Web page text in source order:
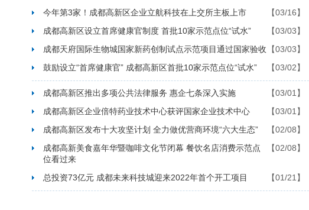
今年第3家！成都高新区企业立航科技在上交所主板上市
【03/16】
成都高新区设立首席健康官制度 首批10家示范点位“试水”
【03/03】
成都天府国际生物城国家新药创制试点示范项目通过国家验收
【03/03】
鼓励设立“首席健康官” 成都高新区首批10家示范点位“试水”
【03/02】
成都高新区推出多项公共法律服务 惠企七条深入实施
【03/01】
成都高新区企业倍特药业技术中心获评国家企业技术中心
【03/01】
成都高新区发布十大攻坚计划 全力做优营商环境“六大生态”
【02/08】
成都高新美食嘉年华暨咖啡文化节闭幕 餐饮名店消费示范点
位看过来
【02/08】
总投资73亿元 成都未来科技城迎来2022年首个开工项目 【01/21】